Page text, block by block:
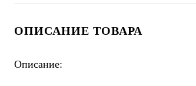
ОПИСАНИЕ ТОВАРА
Описание: